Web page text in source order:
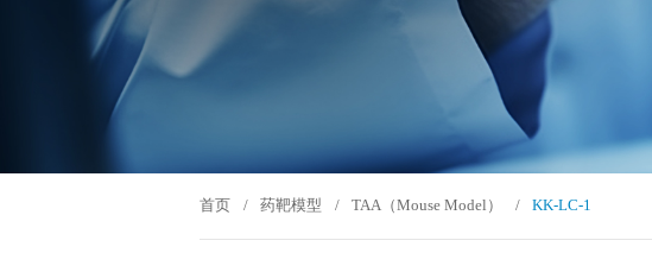
首页 / 药靶模型 / TAA（Mouse Model） / KK-LC-1